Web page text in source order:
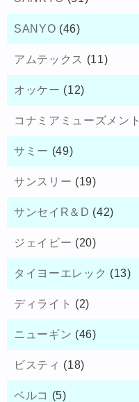
SANYO (46)
アムテックス (11)
オッケー (12)
コナミアミューズメント
サミー (49)
サンスリー (19)
サンセイR＆D (42)
ジェイビー (20)
タイヨーエレック (13)
ディライト (2)
ニューギン (46)
ビスティ (18)
ベルコ (5)